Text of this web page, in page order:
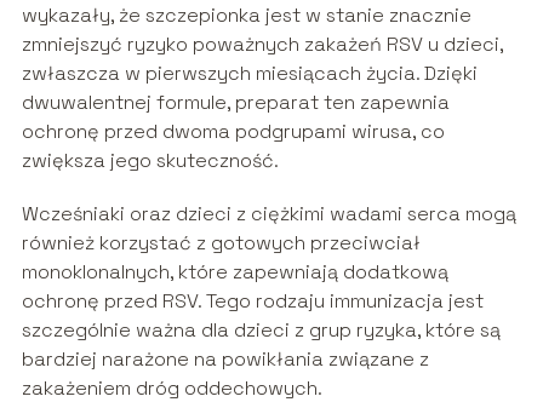
wykazały, że szczepionka jest w stanie znacznie
zmniejszyć ryzyko poważnych zakażeń RSV u dzieci,
zwłaszcza w pierwszych miesiącach życia. Dzięki
dwuwalentnej formule, preparat ten zapewnia
ochronę przed dwoma podgrupami wirusa, co
zwiększa jego skuteczność.
Wcześniaki oraz dzieci z ciężkimi wadami serca mogą
również korzystać z gotowych przeciwciał
monoklonalnych, które zapewniają dodatkową
ochronę przed RSV. Tego rodzaju immunizacja jest
szczególnie ważna dla dzieci z grup ryzyka, które są
bardziej narażone na powikłania związane z
zakażeniem dróg oddechowych.